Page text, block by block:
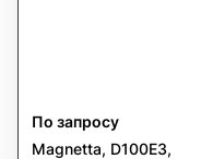
По запросу
Magnetta, D100E3,